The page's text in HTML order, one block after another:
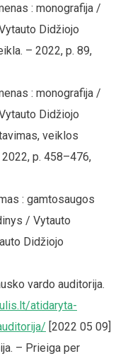
: monografija /
Didžiojo
– 2022, p. 89,
: monografija /
Didžiojo
veiklos
p. 458–476,
: gamtosaugos
/ Vytauto
Didžiojo
vardo auditorija.
atidaryta-
[2022 05 09]
– Prieiga per